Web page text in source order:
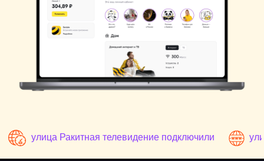
улица Ракитная телевидение подключили